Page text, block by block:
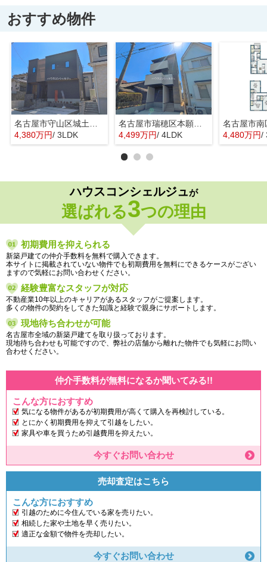
おすすめ物件
4,380万円/ 3LDK
名古屋市瑞穂区本願寺町１丁目16【仲介手数料無料】新築一戸建て 1号棟
4,499万円/ 4LDK 4,480万円/
ハウスコンシェルジュが
選ばれる3つの理由
初期費用を抑えられる
新築戸建ての仲介手数料を無料で購入できます。
本サイトに掲載されていない物件でも初期費用を無料にできるケースがござい
ますので気軽にお問い合わせください。
経験豊富なスタッフが対応
不動産業10年以上のキャリアがあるスタッフがご提案します。
多くの物件の契約をしてきた知識と経験で親身にサポートします。
現地待ち合わせが可能
名古屋市全域の新築戸建てを取り扱っております。
現地待ち合わせも可能ですので、弊社の店舗から離れた物件でも気軽にお問い
合わせください。
仲介手数料が無料になるか聞いてみる!!
こんな方におすすめ
気になる物件があるが初期費用が高くて購入を再検討している。
とにかく初期費用を抑えて引越をしたい。
家具や車を買うため引越費用を抑えたい。
今すぐお問い合わせ
売却査定はこちら
こんな方におすすめ
引越のために今住んでいる家を売りたい。
相続した家や土地を早く売りたい。
適正な金額で物件を売却したい。
今すぐお問い合わせ